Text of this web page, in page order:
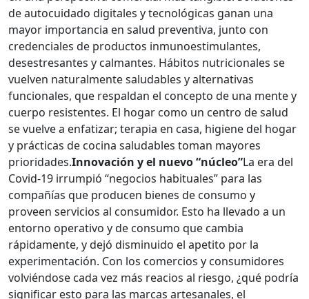
de autocuidado digitales y tecnológicas ganan una
mayor importancia en salud preventiva, junto con
credenciales de productos inmunoestimulantes,
desestresantes y calmantes. Hábitos nutricionales se
vuelven naturalmente saludables y alternativas
funcionales, que respaldan el concepto de una mente y
cuerpo resistentes. El hogar como un centro de salud
se vuelve a enfatizar; terapia en casa, higiene del hogar
y prácticas de cocina saludables toman mayores
prioridades.Innovación y el nuevo “núcleo”La era del
Covid-19 irrumpió “negocios habituales” para las
compañías que producen bienes de consumo y
proveen servicios al consumidor. Esto ha llevado a un
entorno operativo y de consumo que cambia
rápidamente, y dejó disminuido el apetito por la
experimentación. Con los comercios y consumidores
volviéndose cada vez más reacios al riesgo, ¿qué podría
significar esto para las marcas artesanales, el